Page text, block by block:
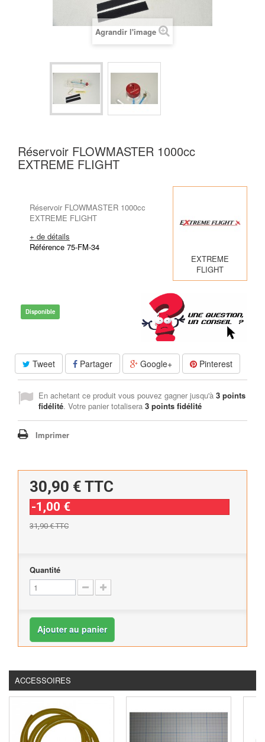
Agrandir l'image
Réservoir FLOWMASTER 1000cc
EXTREME FLIGHT
Réservoir FLOWMASTER 1000cc
EXTREME FLIGHT
+ de détails
Référence 75-FM-34
EXTREME
FLIGHT
Disponible
Tweet Partager Google+ Pinterest
En achetant ce produit vous pouvez gagner jusqu'à 3 points
fidélité. Votre panier totalisera 3 points fidélité
Imprimer
30,90 € TTC
-1,00 €
31,90 €TTC
Quantité
Ajouter au panier
ACCESSOIRES